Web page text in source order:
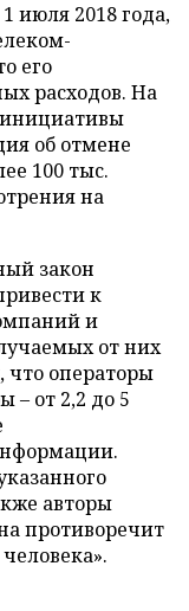
июля 2018 года,
его
расходов. На
инициативы
об отмене
100 тыс.
на
закон
к
и
от них
что операторы
– от 2,2 до 5
авторы
противоречит